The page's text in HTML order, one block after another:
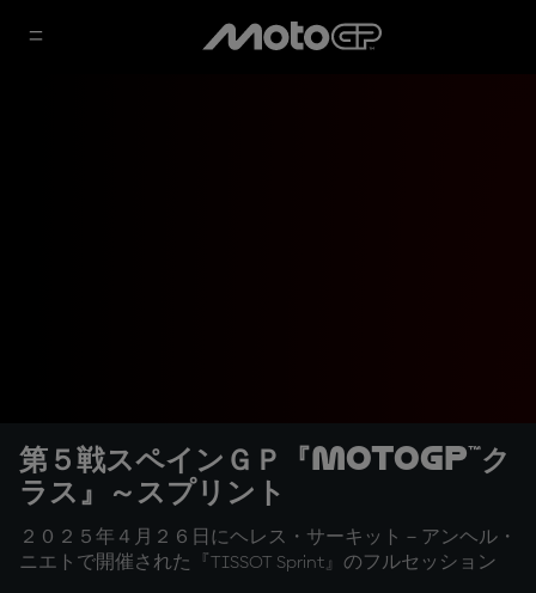
第５戦スペインＧＰ『MotoGP™ク
ラス』～スプリント
２０２５年４月２６日にヘレス・サーキット－アンヘル・
ニエトで開催された『TISSOT Sprint』のフルセッション